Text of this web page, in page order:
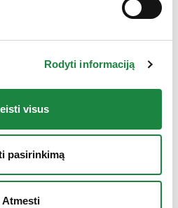
Rodyti informaciją
visus
pasirinkimą
Atmesti
čiulpiamųjų tablečių